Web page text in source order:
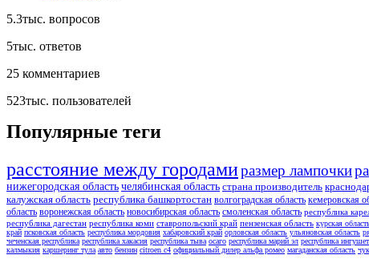
5.3тыс. вопросов
5тыс. ответов
25 комментариев
523тыс. пользователей
Популярные теги
расстояние между городамиразмер лампочки
нижегородская область челябинская область страна производитель
калужская область республика башкортостан волгоградская область кемеровская
область воронежская область новосибирская область смоленская область республика
республика дагестан республика коми ставропольский край пензенская область курская
край псковская область республика мордовия хабаровский край орловская область ульяновская область
чеченская республика республика хакасия республика тыва осаго республика марий эл республика
калмыкия каршеринг тула авто бензин citroen c4 официальный дилер альфа ромео магаданская область